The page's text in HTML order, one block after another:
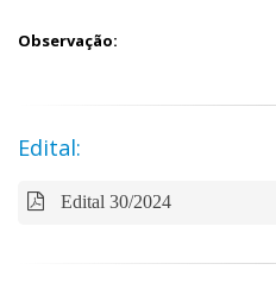
Observação:
Edital:
Edital 30/2024